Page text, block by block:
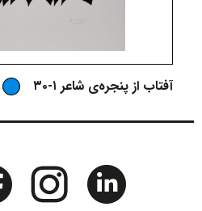
آفتاب از پنجره‌ی شاعر ۱-۳۰